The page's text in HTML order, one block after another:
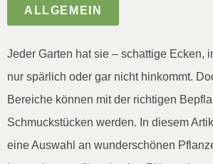
ALLGEMEIN
Jeder Garten hat sie – schattige Ecken,
nur spärlich oder gar nicht hinkommt.
Bereiche können mit der richtigen
Schmuckstücken werden. In diesem
eine Auswahl an wunderschönen